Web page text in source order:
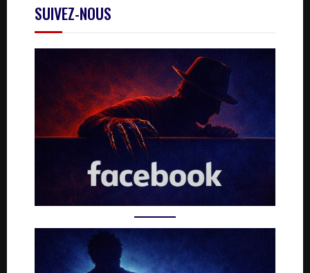
SUIVEZ-NOUS